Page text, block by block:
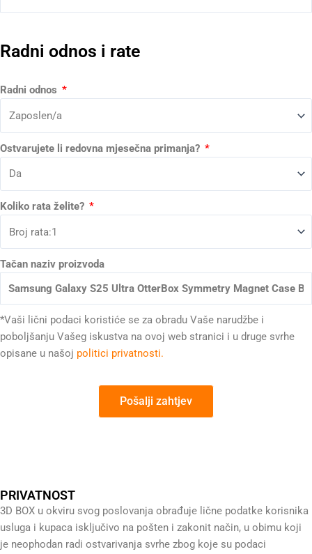
Radni odnos i rate
Radni odnos
Ostvarujete li redovna mjesečna primanja?
Koliko rata želite?
Tačan naziv proizvoda
*Vaši lični podaci koristiće se za obradu Vaše narudžbe i
poboljšanju Vašeg iskustva na ovoj web stranici i u druge svrhe
opisane u našoj politici privatnosti.
Pošalji zahtjev
PRIVATNOST
3D BOX u okviru svog poslovanja obrađuje lične podatke korisnika
usluga i kupaca isključivo na pošten i zakonit način, u obimu koji
je neophodan radi ostvarivanja svrhe zbog koje su podaci